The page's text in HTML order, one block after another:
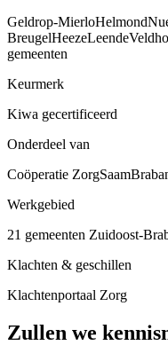
Geldrop-MierloHelmond
BreugelHeezeLeende
gemeenten
Keurmerk
Kiwa gecertificeerd
Onderdeel van
Coöperatie
Werkgebied
21 gemeenten Zuidoost-
Klachten & geschillen
Klachtenportaal Zorg
Zullen we